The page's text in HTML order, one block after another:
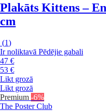
Plakāts Kittens –
cm
(1)
Ir noliktavā Pēdējie gabali
47 €
53 €
Likt grozā
Likt grozā
Premium -6%
The Poster Club